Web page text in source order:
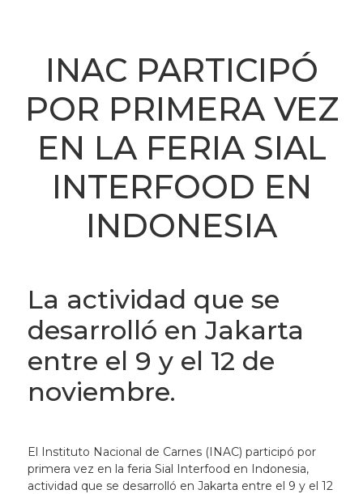
INAC PARTICIPÓ
POR PRIMERA VEZ
EN LA FERIA SIAL
INTERFOOD EN
INDONESIA
La actividad que se
desarrolló en Jakarta
entre el 9 y el 12 de
noviembre.
El Instituto Nacional de Carnes (INAC) participó por
primera vez en la feria Sial Interfood en Indonesia,
actividad que se desarrolló en Jakarta entre el 9 y el 12